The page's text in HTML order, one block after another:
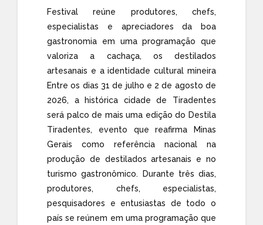
Festival reúne produtores, chefs,
especialistas e apreciadores da boa
gastronomia em uma programação que
valoriza a cachaça, os destilados
artesanais e a identidade cultural mineira
Entre os dias 31 de julho e 2 de agosto de
2026, a histórica cidade de Tiradentes
será palco de mais uma edição do Destila
Tiradentes, evento que reafirma Minas
Gerais como referência nacional na
produção de destilados artesanais e no
turismo gastronômico. Durante três dias,
produtores, chefs, especialistas,
pesquisadores e entusiastas de todo o
país se reúnem em uma programação que